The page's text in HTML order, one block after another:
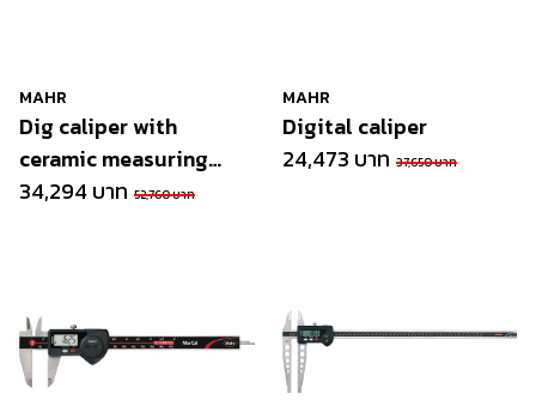
MAHR
Dig caliper with
ceramic measuring
faces
34,294 บาท 52,760 บาท
MAHR
Digital caliper
24,473 บาท 37,650 บาท